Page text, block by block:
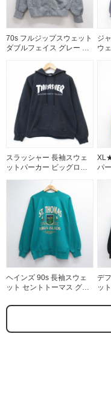
70s フルジップスウェット
ダブルフェイス グレー メ
ジ
ウ
スラッシャー 長袖スウェ
ットパーカー ビッグロゴ
パ
ヘインズ 90s 長袖スウェ
ット セントトーマス グリ
デ
ッ